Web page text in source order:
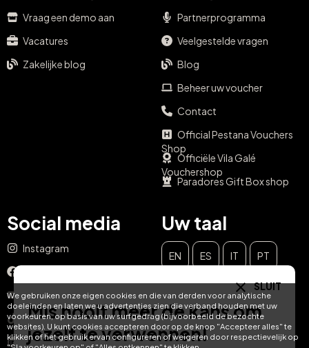
We gebruiken onze eigen cookies en die van derden voor analytische
doeleinden en laten we u advertenties zien die verband houden met uw
voorkeuren, op basis van uw surfgedrag (bijvoorbeeld de bezochte
websites). U kunt cookies accepteren door op de knop "Accepteer alles" te
klikken of het gebruik ervan configureren of weigeren door respectievelijk op
Vraag een demo aan
Vacatures
Zakelijke blog
Partnerprogramma
Veelgestelde vragen
Blog
Beheer uw voucher
Contact
Official Pestana Vouchers
Shop
Officiële Vila Galé
Vouchershop
Paradores Gift Box shop
Social media
Instagram
YouTube
TikTok
LinkedIn
Uw taal
EN ES IT PT
NL SLUIT
Mis nooit meer de kans om
jezelf te verwennen!